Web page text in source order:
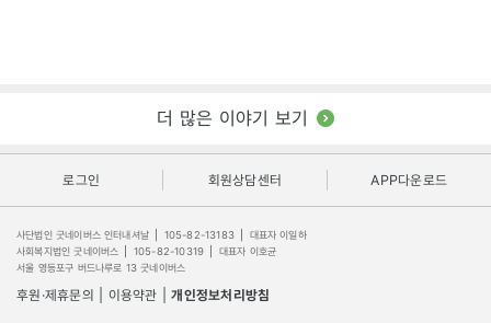
더 많은 이야기 보기
로그인 회원상담센터 APP다운로드
사단법인 굿네이버스 인터내셔날 105-82-13183
대표자 이일하
사회복지법인 굿네이버스
105-82-10319
대표자 이호균
서울 영등포구 버드나루로 13 굿네이버스
후원·제휴문의 이용약관 개인정보처리방침